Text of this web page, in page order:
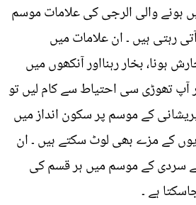
ہونے والی الرجی کی علامات موسم
رہتی ہیں ۔ ان علامات میں
ہونا، بخار رہنااور آنکھوں میں
آپ تھوڑی سی احتیاط سے کام لیں تو
کے موسم پر سکون انداز میں
کے مزے بھی لوٹ سکتے ہیں ۔ ان
سردی کے موسم میں ہر قسم کی
ہے ۔